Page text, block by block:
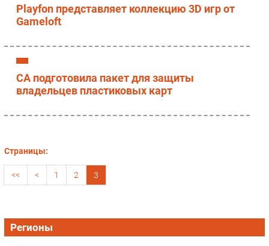
Playfon представляет коллекцию 3D игр от
Gameloft
CA подготовила пакет для защиты
владельцев пластиковых карт
Страницы:
<< < 1 2 3
Регионы